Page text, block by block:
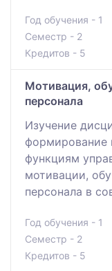
Год обучения - 1
Семестр - 2
Кредитов - 5
Мотивация,
персонала
Изучение
формирование
функциям
мотивации,
персонала в
Год обучения - 1
Семестр - 2
Кредитов - 5